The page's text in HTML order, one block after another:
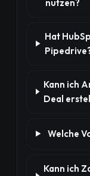
nutzen?
Hat
Kann ich
Deal
Welche
Kann ich